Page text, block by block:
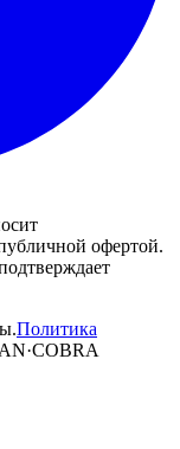
офертой.
Политика
·COBRA